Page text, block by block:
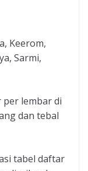
Keerom,
Sarmi,
lembar di
dan tebal
tabel daftar